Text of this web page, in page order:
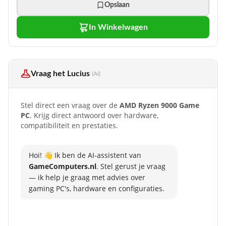
3E SOLID STATE DRIVE / HARDE SCHIJF
Geen 3e Harde schijf
Geen 4e Harde schijf
Gigabit LAN (100/1000Mbit) aansluiting
DVD/BR BRANDER
Geen DVD / Optical Drive
750Watt - CORSAIR CX750
BEKABELING
Standaard Bekabeling
Opslaan
In Winkelwagen
Vraag het Lucius (AI)
Stel direct een vraag over de AMD Ryzen 9000 Game
PC. Krijg direct antwoord over hardware,
compatibiliteit en prestaties.
Hoi! 👋 Ik ben de AI-assistent van
GameComputers.nl. Stel gerust je vraag
— ik help je graag met advies over
gaming PC's, hardware en configuraties.